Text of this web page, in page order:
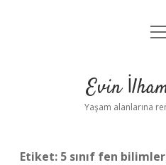
Yasal
Evin
Yaşam alanlarına
Etiket: 5 sınıf fen